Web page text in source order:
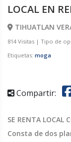
LOCAL EN
TIHUATLAN
814 Visitas | Tipo de
Etiquetas: moga
Compartir:
SE RENTA LOCAL
Consta de dos